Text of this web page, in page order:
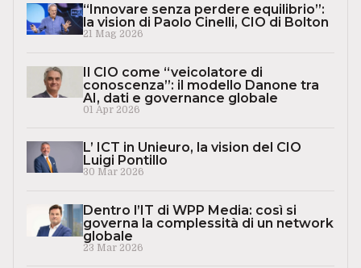
“Innovare senza perdere equilibrio”:
la vision di Paolo Cinelli, CIO di Bolton
21 Mag 2026
Il CIO come “veicolatore di
conoscenza”: il modello Danone tra
AI, dati e governance globale
01 Apr 2026
L’ ICT in Unieuro, la vision del CIO
Luigi Pontillo
30 Mar 2026
Dentro l’IT di WPP Media: così si
governa la complessità di un network
globale
23 Mar 2026